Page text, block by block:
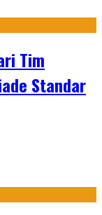
Tim
Standar